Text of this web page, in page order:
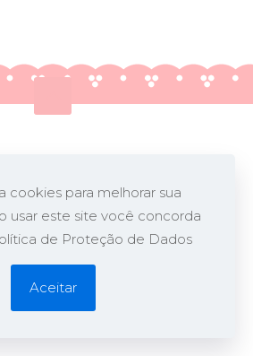
por
Opa!
cookies para melhorar sua
usar este site você concorda
de Proteção de Dados
Aceitar